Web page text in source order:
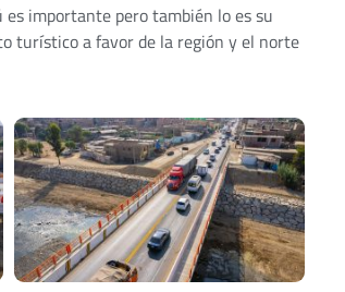
importante pero también lo es su
turístico a favor de la región y el norte